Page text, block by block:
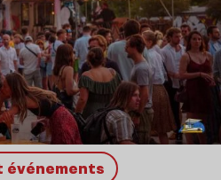
événements